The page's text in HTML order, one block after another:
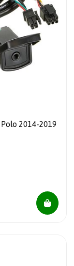
2014-2019